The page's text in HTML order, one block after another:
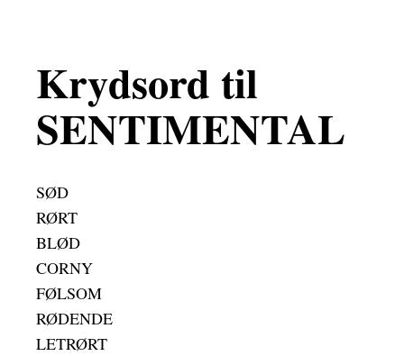
Krydsord til
SENTIMENTAL
SØD
RØRT
BLØD
CORNY
FØLSOM
RØDENDE
LETRØRT